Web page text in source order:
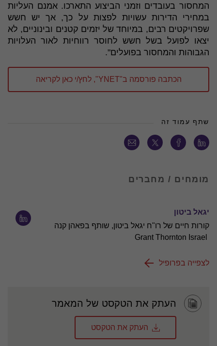
המחסור בעובדים וזמני הביצוע התארכו. אמנם העליות
במחירי הדירות עשויות לפצות על כך, אך יש חשש
שפרויקטים רבים, במיוחד של יזמים קטנים ובינוניים, לא
יצאו לפועל בשל חשש לחוסר רווחיות לאור העלויות
הגבוהות והמחסור בפועלים".
הכתבה פורסמה ב"YNET", לחץ/י כאן לקריאה
שתף עמוד זה
מומחים / מחברים
יגאל ביטון
קורות חיים של רו"ח יגאל ביטון, שותף בפאהן קנה
לצפייה בפרופיל
העתק את הטקסט של המאמר
העתק את הטקסט